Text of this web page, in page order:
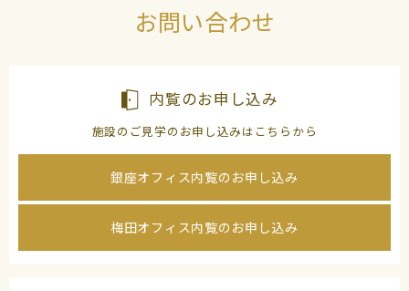
お問い合わせ
内覧のお申し込み
施設のご見学のお申し込みはこちらから
銀座オフィス内覧のお申し込み
梅田オフィス内覧のお申し込み